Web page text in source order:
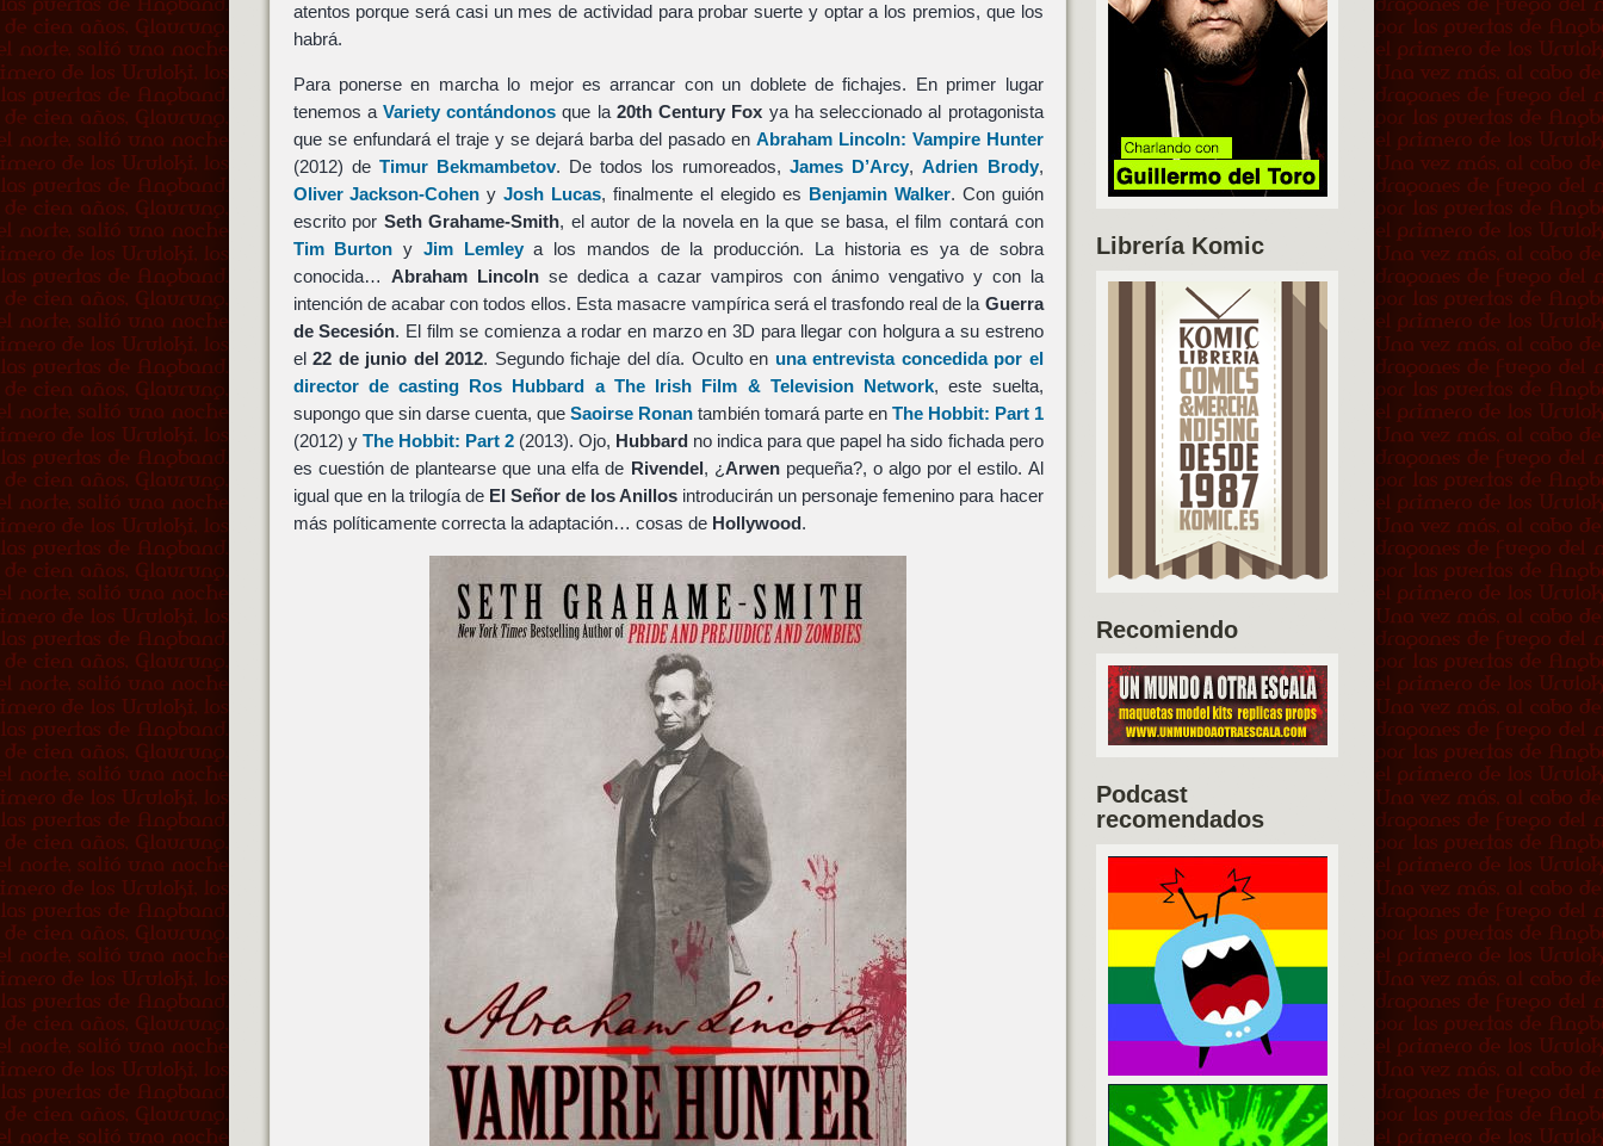
atentos porque será casi un mes de actividad para probar suerte y optar a los premios, que los
habrá.
Para ponerse en marcha lo mejor es arrancar con un doblete de fichajes. En primer lugar
tenemos a Variety contándonos que la 20th Century Fox ya ha seleccionado al protagonista
que se enfundará el traje y se dejará barba del pasado en Abraham Lincoln: Vampire Hunter
(2012) de Timur Bekmambetov. De todos los rumoreados,James D’Arcy,Adrien Brody,
Oliver Jackson-Cohen yJosh Lucas, finalmente el elegido es Benjamin Walker. Con guión
escrito por Seth Grahame-Smith, el autor de la novela en la que se basa, el film contará con
Tim Burton y Jim Lemleya los mandos de la producción. La historia es ya de sobra
conocida… Abraham Lincolnse dedica a cazar vampiros con ánimo vengativo y con la
intención de acabar con todos ellos. Esta masacre vampírica será el trasfondo real de la Guerra
de Secesión. El film se comienza a rodar en marzo en 3D para llegar con holgura a su estreno
el22 de junio del 2012. Segundo fichaje del día. Oculto en una entrevista concedida por el
director de casting Ros Hubbard a The Irish Film & Television Network, este suelta,
supongo que sin darse cuenta, que Saoirse Ronantambién tomará parte en The Hobbit: Part 1
(2012) y The Hobbit: Part 2(2013). Ojo, Hubbard no indica para que papel ha sido fichada pero
es cuestión de plantearse que una elfa de Rivendel, ¿Arwenpequeña?, o algo por el estilo. Al
igual que en la trilogía de El Señor de los Anillos introducirán un personaje femenino para hacer
más políticamente correcta la adaptación… cosas de Hollywood.
Librería Komic
Recomiendo
Podcast
recomendados